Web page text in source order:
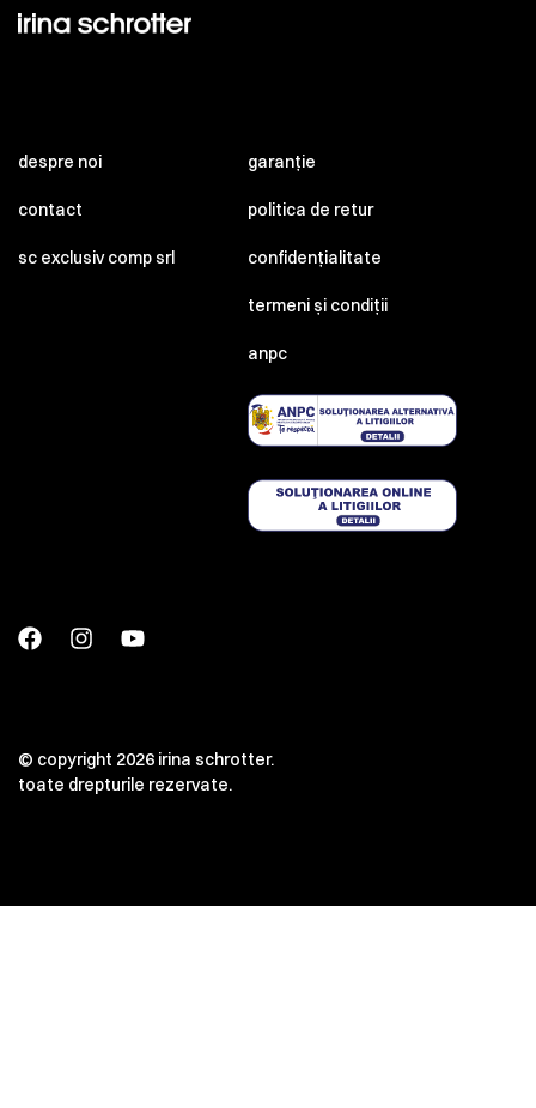
despre noi
contact
sc exclusiv comp srl
garanție
politica de retur
confidențialitate
termeni și condiții
anpc
© copyright 2026 irina schrotter.
toate drepturile rezervate.